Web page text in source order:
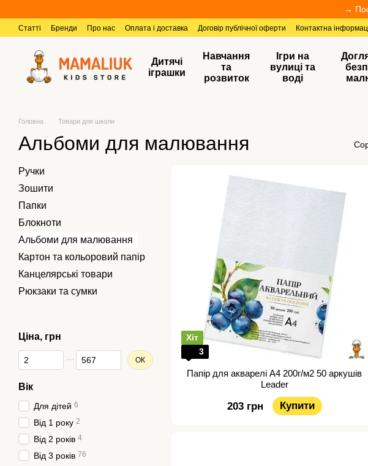
→
Статті Бренди Про нас Оплата і доставка Договір публічної оферти Контактна
Дитячі
іграшки
Навчання
та
розвиток
Ігри на
вулиці та
воді
Головна Товари для школи
Альбоми для малювання
Хіт
3
Папір для акварелі А4 200г/м2 50 аркушів
Leader
203 грн Купити
Ручки
Зошити
Папки
Блокноти
Альбоми для малювання
Картон та кольоровий папір
Канцелярські товари
Рюкзаки та сумки
Ціна, грн
Від Ціна, грн
До Ціна, грн ОК
Вік
Для дітей 6
Від 1 року 2
Від 2 років 4
Від 3 років 76